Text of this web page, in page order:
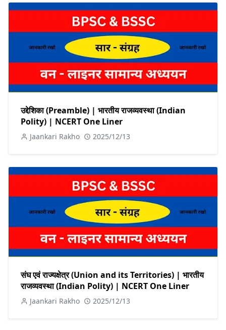
उद्देशिका (Preamble) | भारतीय राजव्यवस्था (Indian
Polity) | NCERT One Liner
Jaankari Rakho 2025/12/13
संघ एवं राज्यक्षेत्र (Union and its Territories) | भारतीय
राजव्यवस्था (Indian Polity) | NCERT One Liner
Jaankari Rakho 2025/12/13